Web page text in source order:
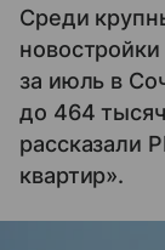
Среди
за июль в
до 464
рассказали
квартир».